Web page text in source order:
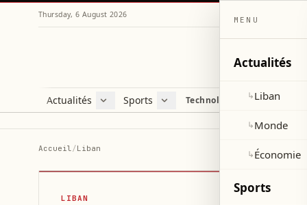
Thursday, 6 August 2026
Actualités
Liban
Sports
Football
Technologie et sciences
Accueil/Liban
LIBAN
MENU
Actualités
↳Liban
↳Monde
↳Économie
Sports